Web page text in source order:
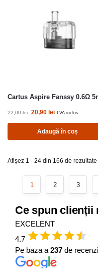
Cartus Aspire Fanssy 0.6Ω
22,00lei 20,90 lei TVA inclus
Adaugă în coș
Afișez 1 - 24 din 166 de rezultate
1 2 3
Ce spun clienții
EXCELENT
4.7
Pe baza a 237 de